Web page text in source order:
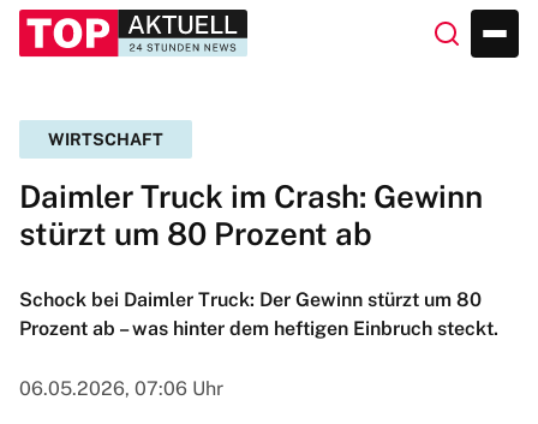
WIRTSCHAFT
Daimler Truck im Crash: Gewinn
stürzt um 80 Prozent ab
Schock bei Daimler Truck: Der Gewinn stürzt um 80
Prozent ab – was hinter dem heftigen Einbruch steckt.
06.05.2026, 07:06 Uhr